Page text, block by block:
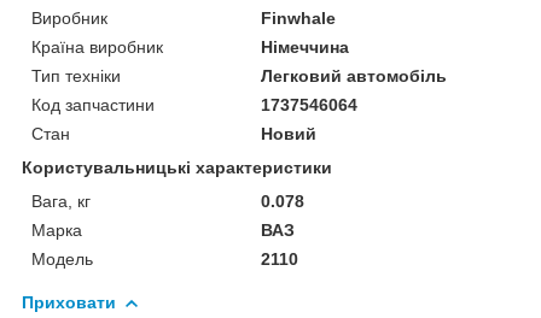
Виробник
Finwhale
Країна виробник
Німеччина
Тип техніки
Легковий автомобіль
Код запчастини
1737546064
Стан
Новий
Користувальницькі характеристики
Вага, кг
0.078
Марка
ВАЗ
Модель
2110
Приховати